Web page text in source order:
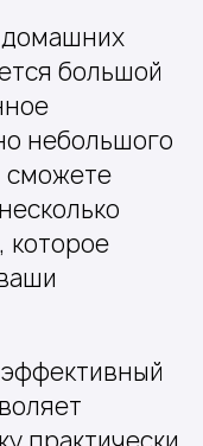
большой
небольшого
сможете
которое